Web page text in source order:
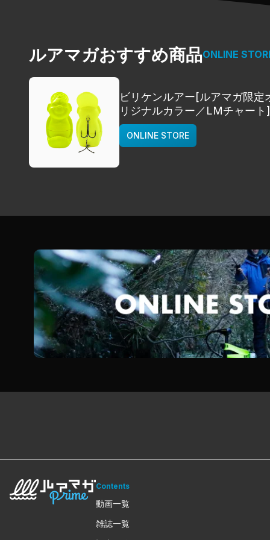
ルアマガおすすめ商品ONLINE
ビリケンルアー[ルアマガ限定
リジナルカラー／LMチャート]
deps
ONLINE STORE
Contents
動画一覧
雑誌一覧